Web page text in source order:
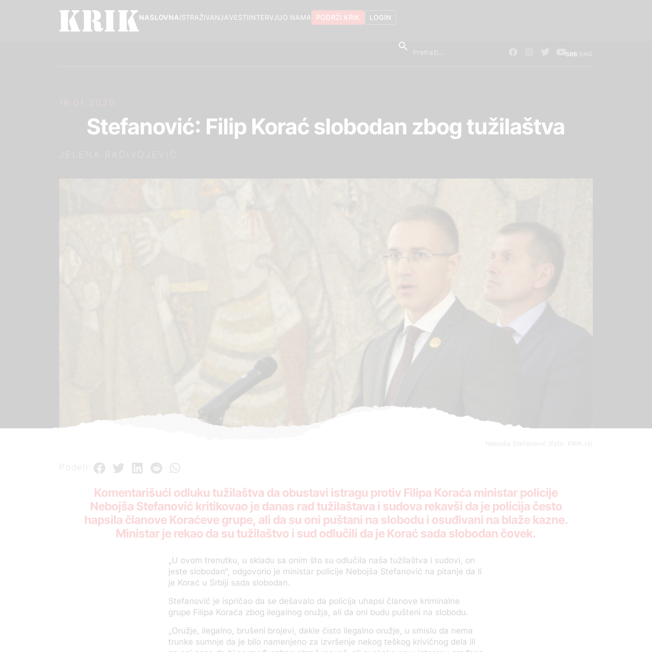
LOGIN
PODRŽI KRIK
O NAMA
INTERVJU
VESTI
ISTRAŽIVANJA
NASLOVNA
SRB
16.01.2020.
Stefanović: Filip Korać slobodan zbog tužilaštva
Nebojša Stefanović (foto: KRIK.rs)
Podeli:
Komentarišući odluku tužilaštva da obustavi istragu protiv Filipa Koraća ministar policije
Nebojša Stefanović kritikovao je danas rad tužilaštava i sudova rekavši da je policija često
hapsila članove Koraćeve grupe, ali da su oni puštani na slobodu i osuđivani na blaže kazne.
Ministar je rekao da su tužilaštvo i sud odlučili da je Korać sada slobodan čovek.
„U ovom trenutku, u skladu sa onim što su odlučila naša tužilaštva i sudovi, on
jeste slobodan“, odgovorio je ministar policije Nebojša Stefanović na pitanje da li
je Korać u Srbiji sada slobodan.
Stefanović je ispričao da se dešavalo da policija uhapsi članove kriminalne
grupe Filipa Koraća zbog ilegalnog oružja, ali da oni budu pušteni na slobodu.
„Oružje, ilegalno, brušeni brojevi, dakle čisto ilegalno oružje, u smislu da nema
trunke sumnje da je bilo namenjeno za izvršenje nekog teškog krivičnog dela ili